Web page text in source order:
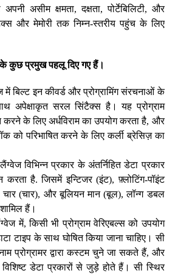
अपनी असीम क्षमता, दक्षता, पोर्टेबिलिटी, और
और मेमोरी तक निम्न-स्तरीय पहुंच के लिए
के कुछ प्रमुख पहलू दिए गए हैं।
में बिल्ट इन कीवर्ड और प्रोग्रामिंग संरचनाओं के
अपेक्षाकृत सरल सिंटैक्स है। यह प्रोग्राम
के लिए अर्धविराम का उपयोग करता है, और
को परिभाषित करने के लिए कर्ली ब्रेसिज़ का
विभिन्न प्रकार के अंतर्निहित डेटा प्रकार
करता है. जिसमें इन्टिजर (इंट), फ़्लोटिंग-पॉइंट
(चार), और बूलियन मान (बूल), लॉन्ग डबल
हैं।
में, किसी भी प्रोग्राम वेरिएबल्स को उपयोग
टाइप के साथ घोषित किया जाना चाहिए। सी
प्रोग्रामर द्वारा कस्टम चुने जा सकते हैं, और
विशिष्ट डेटा प्रकारों से जुड़े होते हैं। सी स्थिर